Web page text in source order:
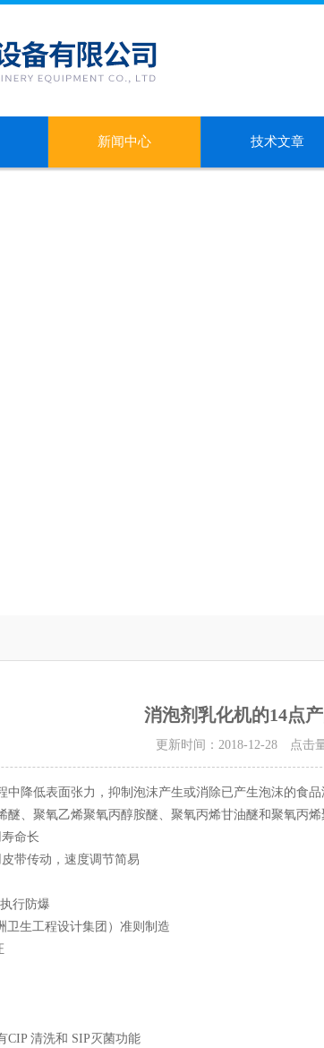
新闻中心 技术文章
消泡剂乳化机的14点
更新时间：2018-12-28 点击
中降低表面张力，抑制泡沫产生或消除已产生泡沫的食
醚、聚氧乙烯聚氧丙醇胺醚、聚氧丙烯甘油醚和聚氧丙烯
命长
带传动，速度调节简易
行防爆
卫生工程设计集团）准则制造
CIP 清洗和 SIP灭菌功能